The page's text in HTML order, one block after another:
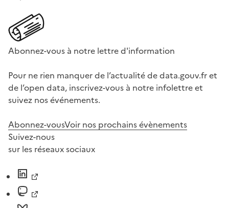
Abonnez-vous à notre lettre d'information
Pour ne rien manquer de l’actualité de data.gouv.fr et
de l’open data, inscrivez-vous à notre infolettre et
suivez nos événements.
Abonnez-vousVoir nos prochains évènements
Suivez-nous
sur les réseaux sociaux